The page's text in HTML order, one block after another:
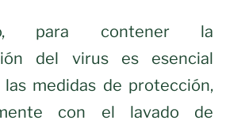
para contener la
del virus es esencial
medidas de protección,
con el lavado de